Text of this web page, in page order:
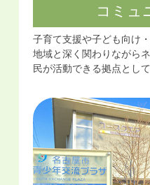
コミュ
⼦育て⽀援や⼦ども向け
地域と深く関わりながら
民が活動できる拠点とし